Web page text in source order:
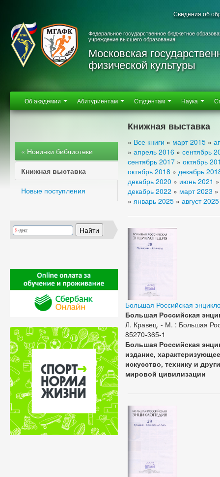
Сведения об
Федеральное государственное бюджетное
учреждение высшего образования
Московская
физической культуры
Об академии Абитуриентам Студентам Наука
« Новинки библиотеки
Книжная выставка
Новые поступления
Книжная выставка
» Все книги » март 2015 »
» апрель 2016 » сентябрь
сентябрь 2017 » октябрь
октябрь 2018 » декабрь
декабрь 2020 » июнь 2021
декабрь 2022 » март 2023 »
» январь 2025 » август 2025
Большая Российская
Большая Российская
Л. Кравец. - М. : Большая
85270-365-1
Большая Российская
издание,
искусство, технику и
мировой цивилизации